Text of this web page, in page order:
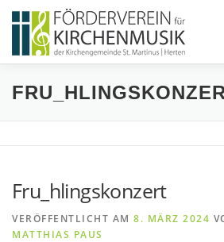
Inhalt
springen
START ÜBER UNS
BEITRETEN
Fru_hlingskonzert
VERÖFFENTLICHT AM 8. MÄRZ 2024
MATTHIAS PAUS